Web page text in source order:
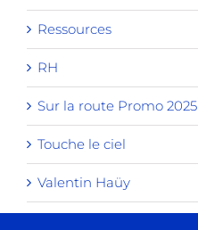
Ressources
RH
Sur la route Promo 2025
Touche le ciel
Valentin Haüy